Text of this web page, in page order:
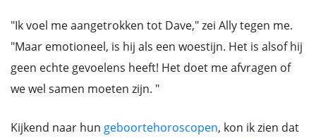
"Ik voel me aangetrokken tot Dave," zei Ally tegen me.
"Maar emotioneel, is hij als een woestijn. Het is alsof hij
geen echte gevoelens heeft! Het doet me afvragen of
we wel samen moeten zijn. "
Kijkend naar hun geboortehoroscopen, kon ik zien dat